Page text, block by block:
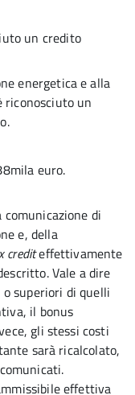
un credito
energetica e alla
riconosciuto un
euro.
comunicazione di
e, della
crediteffettivamente
Vale a dire
superiori di quelli
il bonus
gli stessi costi
sarà ricalcolato,
effettiva